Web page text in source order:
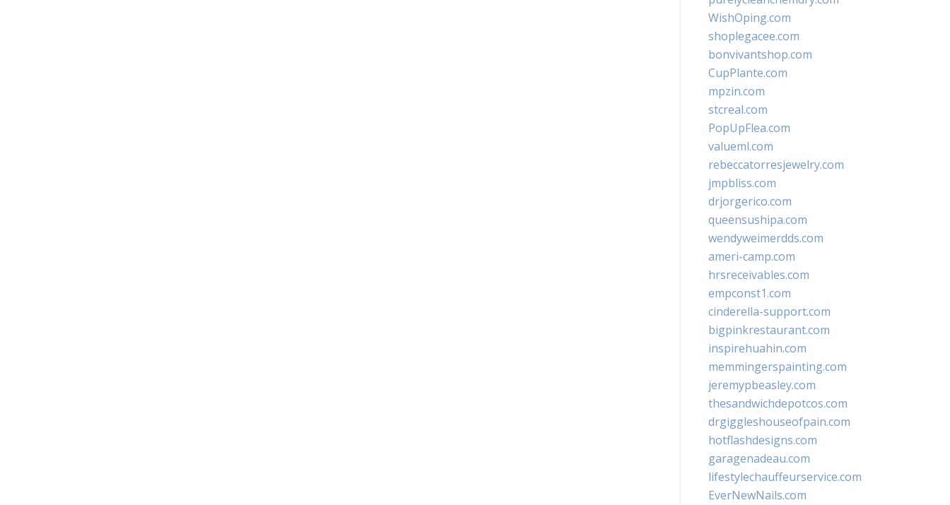
WishOping.com
shoplegacee.com
bonvivantshop.com
CupPlante.com
mpzin.com
stcreal.com
PopUpFlea.com
valueml.com
rebeccatorresjewelry.com
jmpbliss.com
drjorgerico.com
queensushipa.com
wendyweimerdds.com
ameri-camp.com
hrsreceivables.com
empconst1.com
cinderella-support.com
bigpinkrestaurant.com
inspirehuahin.com
memmingerspainting.com
jeremypbeasley.com
thesandwichdepotcos.com
drgiggleshouseofpain.com
hotflashdesigns.com
garagenadeau.com
lifestylechauffeurservice.com
EverNewNails.com